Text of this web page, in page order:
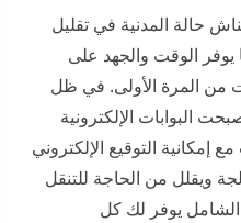
حالة المدنية في تقليل
بنسبة 90%، مما يوفر الوقت والجهد على
من المرة الأولى. في ظل
الإدارية لعام 2026، أصبحت البوابات الإلكترونية
إمكانية التوقيع الإلكتروني
ويقلل من الحاجة للتنقل
الشامل يوفر لك كل